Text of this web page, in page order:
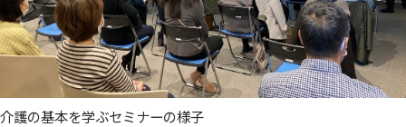
介護の基本を学ぶセミナーの様子